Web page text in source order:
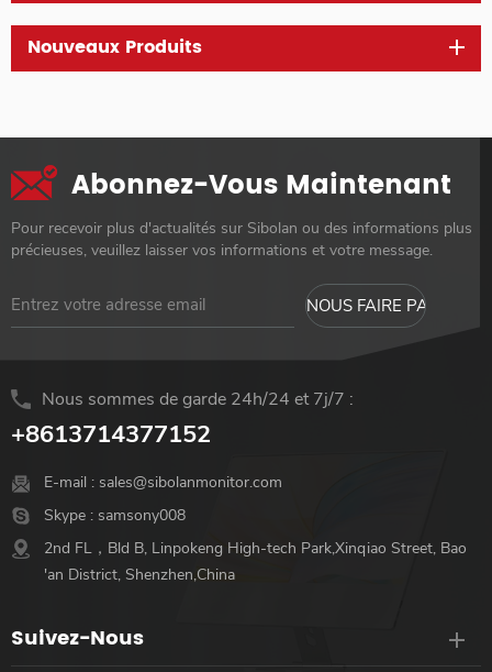
Nouveaux Produits
Abonnez-Vous Maintenant
Pour recevoir plus d'actualités sur Sibolan ou des informations plus
précieuses, veuillez laisser vos informations et votre message.
Nous sommes de garde 24h/24 et 7j/7 :
+8613714377152
E-mail : sales@sibolanmonitor.com
Skype : samsony008
2nd FL，Bld B, Linpokeng High-tech Park,Xinqiao Street, Bao
'an District, Shenzhen,China
Suivez-Nous